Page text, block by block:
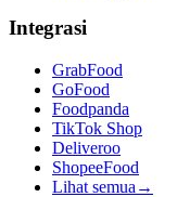
Integrasi
GrabFood
GoFood
Foodpanda
TikTok Shop
Deliveroo
ShopeeFood
Lihat semua →